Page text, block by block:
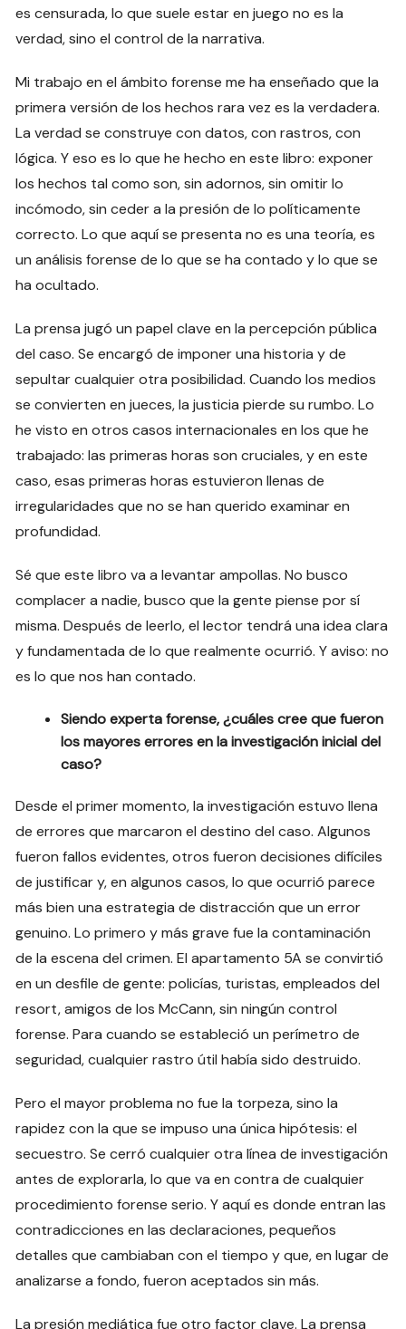
es censurada, lo que suele estar en juego no es la
verdad, sino el control de la narrativa.
Mi trabajo en el ámbito forense me ha enseñado que la
primera versión de los hechos rara vez es la verdadera.
La verdad se construye con datos, con rastros, con
lógica. Y eso es lo que he hecho en este libro: exponer
los hechos tal como son, sin adornos, sin omitir lo
incómodo, sin ceder a la presión de lo políticamente
correcto. Lo que aquí se presenta no es una teoría, es
un análisis forense de lo que se ha contado y lo que se
ha ocultado.
La prensa jugó un papel clave en la percepción pública
del caso. Se encargó de imponer una historia y de
sepultar cualquier otra posibilidad. Cuando los medios
se convierten en jueces, la justicia pierde su rumbo. Lo
he visto en otros casos internacionales en los que he
trabajado: las primeras horas son cruciales, y en este
caso, esas primeras horas estuvieron llenas de
irregularidades que no se han querido examinar en
profundidad.
Sé que este libro va a levantar ampollas. No busco
complacer a nadie, busco que la gente piense por sí
misma. Después de leerlo, el lector tendrá una idea clara
y fundamentada de lo que realmente ocurrió. Y aviso: no
es lo que nos han contado.
Siendo experta forense, ¿cuáles cree que fueron
los mayores errores en la investigación inicial del
caso?
Desde el primer momento, la investigación estuvo llena
de errores que marcaron el destino del caso. Algunos
fueron fallos evidentes, otros fueron decisiones difíciles
de justificar y, en algunos casos, lo que ocurrió parece
más bien una estrategia de distracción que un error
genuino. Lo primero y más grave fue la contaminación
de la escena del crimen. El apartamento 5A se convirtió
en un desfile de gente: policías, turistas, empleados del
resort, amigos de los McCann, sin ningún control
forense. Para cuando se estableció un perímetro de
seguridad, cualquier rastro útil había sido destruido.
Pero el mayor problema no fue la torpeza, sino la
rapidez con la que se impuso una única hipótesis: el
secuestro. Se cerró cualquier otra línea de investigación
antes de explorarla, lo que va en contra de cualquier
procedimiento forense serio. Y aquí es donde entran las
contradicciones en las declaraciones, pequeños
detalles que cambiaban con el tiempo y que, en lugar de
analizarse a fondo, fueron aceptados sin más.
La presión mediática fue otro factor clave. La prensa